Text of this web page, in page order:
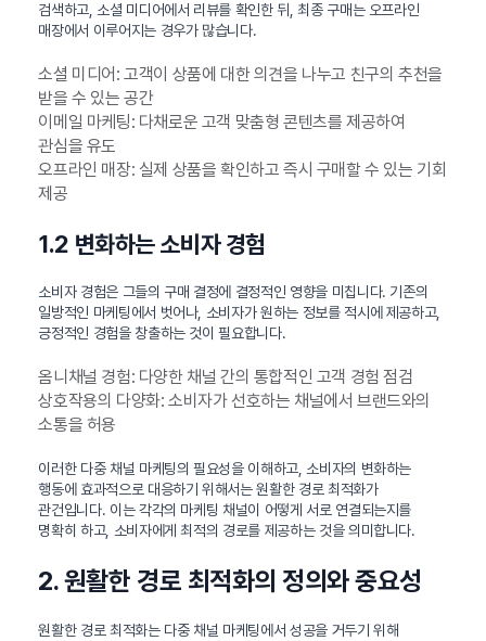
검색하고, 소셜 미디어에서 리뷰를 확인한 뒤, 최종 구매는 오프라인
매장에서 이루어지는 경우가 많습니다.
소셜 미디어: 고객이 상품에 대한 의견을 나누고 친구의 추천을
받을 수 있는 공간
이메일 마케팅: 다채로운 고객 맞춤형 콘텐츠를 제공하여
관심을 유도
오프라인 매장: 실제 상품을 확인하고 즉시 구매할 수 있는 기회
제공
1.2 변화하는 소비자 경험
소비자 경험은 그들의 구매 결정에 결정적인 영향을 미칩니다. 기존의
일방적인 마케팅에서 벗어나, 소비자가 원하는 정보를 적시에 제공하고,
긍정적인 경험을 창출하는 것이 필요합니다.
옴니채널 경험: 다양한 채널 간의 통합적인 고객 경험 점검
상호작용의 다양화: 소비자가 선호하는 채널에서 브랜드와의
소통을 허용
이러한 다중 채널 마케팅의 필요성을 이해하고, 소비자의 변화하는
행동에 효과적으로 대응하기 위해서는 원활한 경로 최적화가
관건입니다. 이는 각각의 마케팅 채널이 어떻게 서로 연결되는지를
명확히 하고, 소비자에게 최적의 경로를 제공하는 것을 의미합니다.
2. 원활한 경로 최적화의 정의와 중요성
원활한 경로 최적화는 다중 채널 마케팅에서 성공을 거두기 위해